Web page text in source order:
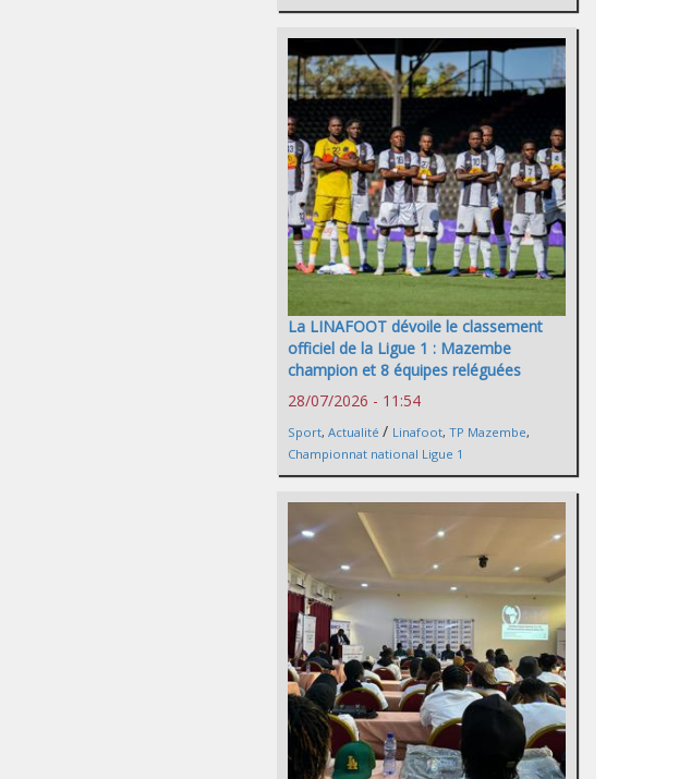
La LINAFOOT dévoile le classement
officiel de la Ligue 1 : Mazembe
champion et 8 équipes reléguées
28/07/2026 - 11:54
Sport, Actualité / Linafoot, TP Mazembe,
Championnat national Ligue 1